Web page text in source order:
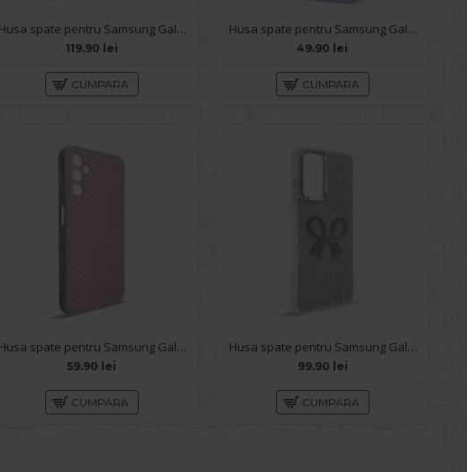
Husa spate pentru Samsung Galaxy A14- Happy case
119.90 lei
CUMPARA
Husa spate pentru Samsung Galaxy A14- Catwalk Case Mov
49.90 lei
CUMPARA
Husa spate pentru Samsung Galaxy A14- Lys case Roz
59.90 lei
CUMPARA
Husa spate pentru Samsung Galaxy A14 - KOOL Case
99.90 lei
CUMPARA